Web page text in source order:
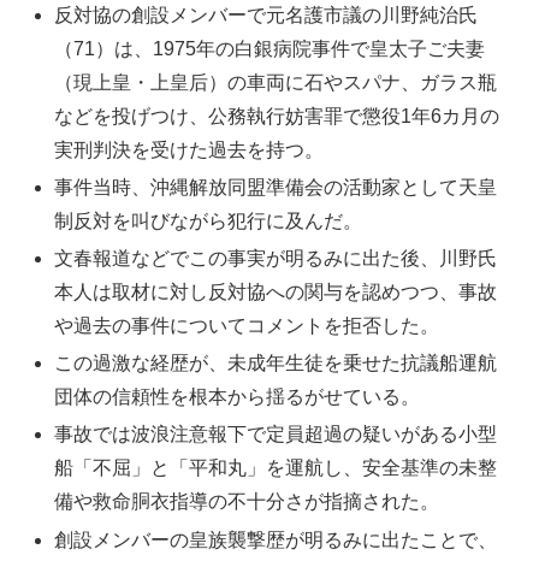
反対協の創設メンバーで元名護市議の川野純治氏
（71）は、1975年の白銀病院事件で皇太子ご夫妻
（現上皇・上皇后）の車両に石やスパナ、ガラス瓶
などを投げつけ、公務執行妨害罪で懲役1年6カ月の
実刑判決を受けた過去を持つ。
事件当時、沖縄解放同盟準備会の活動家として天皇
制反対を叫びながら犯行に及んだ。
文春報道などでこの事実が明るみに出た後、川野氏
本人は取材に対し反対協への関与を認めつつ、事故
や過去の事件についてコメントを拒否した。
この過激な経歴が、未成年生徒を乗せた抗議船運航
団体の信頼性を根本から揺るがせている。
事故では波浪注意報下で定員超過の疑いがある小型
船「不屈」と「平和丸」を運航し、安全基準の未整
備や救命胴衣指導の不十分さが指摘された。
創設メンバーの皇族襲撃歴が明るみに出たことで、